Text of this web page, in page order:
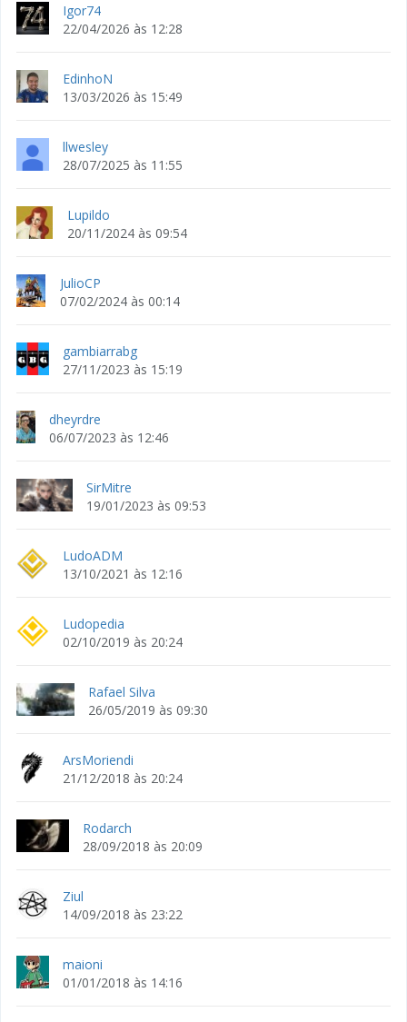
Igor74
22/04/2026 às 12:28
EdinhoN
13/03/2026 às 15:49
llwesley
28/07/2025 às 11:55
Lupildo
20/11/2024 às 09:54
JulioCP
07/02/2024 às 00:14
gambiarrabg
27/11/2023 às 15:19
dheyrdre
06/07/2023 às 12:46
SirMitre
19/01/2023 às 09:53
LudoADM
13/10/2021 às 12:16
Ludopedia
02/10/2019 às 20:24
Rafael Silva
26/05/2019 às 09:30
ArsMoriendi
21/12/2018 às 20:24
Rodarch
28/09/2018 às 20:09
Ziul
14/09/2018 às 23:22
maioni
01/01/2018 às 14:16